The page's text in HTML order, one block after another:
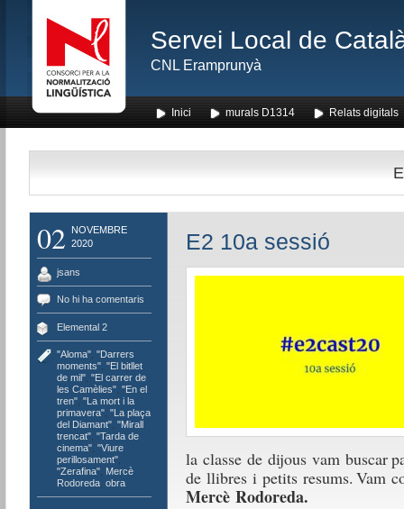
Servei Local de
CNL Eramprunyà
Inici murals D1314 Relats digitals
02
NOVEMBRE
2020
jsans
No hi ha comentaris
Elemental 2
"Aloma", "Darrers
moments", "El bitllet
de mil", "El carrer de
les Camèlies", "En el
tren", "La mort i la
primavera", "La plaça
del Diamant", "Mirall
trencat", "Tarda de
cinema", "Viure
perillosament",
"Zerafina", Mercè
Rodoreda, obra
E2 10a sessió
la classede dijous vambuscar
de llibresi petits resums. Vam
Mercè Rodoreda.